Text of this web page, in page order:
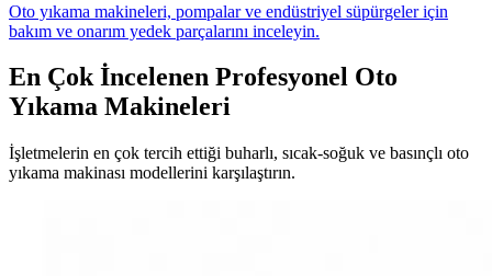
Oto yıkama makineleri, pompalar ve endüstriyel süpürgeler için
bakım ve onarım yedek parçalarını inceleyin.
En Çok İncelenen Profesyonel Oto
Yıkama Makineleri
İşletmelerin en çok tercih ettiği buharlı, sıcak-soğuk ve basınçlı oto
yıkama makinası modellerini karşılaştırın.